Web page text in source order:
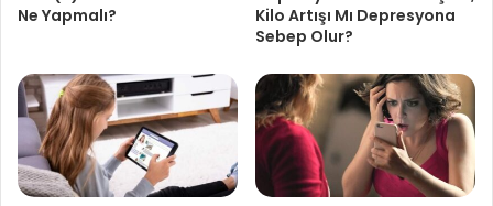
Ne Yapmalı?
Kilo Artışı Mı Depresyona
Sebep Olur?